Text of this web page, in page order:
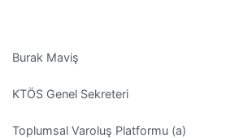
Burak Maviş
KTÖS Genel Sekreteri
Toplumsal Varoluş Platformu (a)